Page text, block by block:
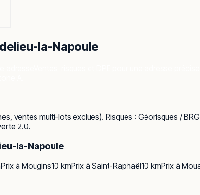
la-Napoule
ventes multi-lots exclues). Risques : Géorisques /
2.0.
la-Napoule
Prix à Mougins10 kmPrix à Saint-Raphaël10 kmPrix à